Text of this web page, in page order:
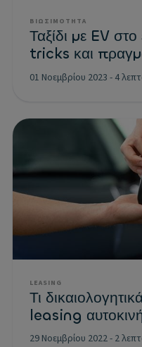
ΒΙΩΣΙΜΌΤΗΤΑ
Ταξίδι με EV
tricks και
01 Νοεμβρίου 2023 - 4
LEASING
Τι
leasing
29 Νοεμβρίου 2022- 2